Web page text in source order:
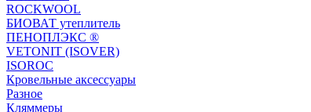
ROCKWOOL
БИОВАТ утеплитель
ПЕНОПЛЭКС ®
VETONIT (ISOVER)
ISOROC
Кровельные аксессуары
Разное
Кляммеры